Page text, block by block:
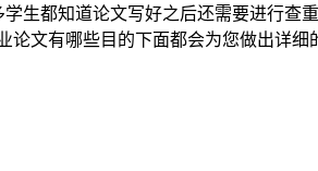
生都知道论文写好之后还需要进行查
论文有哪些目的下面都会为您做出详细